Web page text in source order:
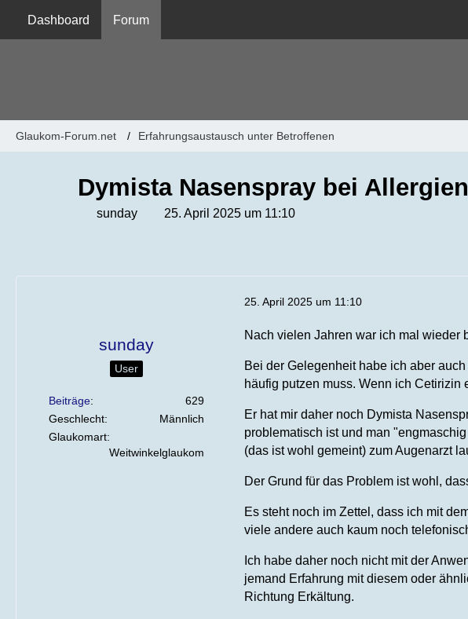
Dashboard Forum
Glaukom-Forum.net Erfahrungsaustausch unter Betroffenen
Dymista Nasenspray bei Allergien
sunday 25. April 2025 um 11:10
sunday
User
Beiträge
629
Geschlecht
Männlich
Glaukomart
Weitwinkelglaukom
25. April 2025 um 11:10
Nach vielen Jahren war ich mal wieder
Bei der Gelegenheit habe ich aber
häufig putzen muss. Wenn ich Cetirizin
Er hat mir daher noch Dymista
problematisch ist und man
(das ist wohl gemeint) zum Augenarzt
Der Grund für das Problem ist wohl,
Es steht noch im Zettel, dass ich mit
viele andere auch kaum noch
Ich habe daher noch nicht mit der
jemand Erfahrung mit diesem oder
Richtung Erkältung.